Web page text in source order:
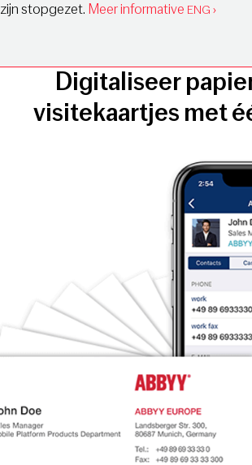
zijn stopgezet. Meer informative ENG ›
Digitaliseer
visitekaartjes met